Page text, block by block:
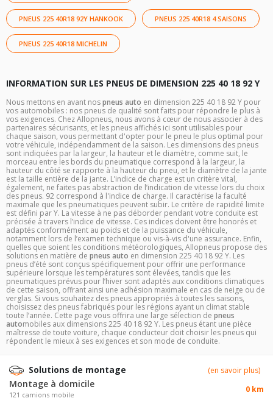
PNEUS 225 40R18 92Y HANKOOK PNEUS 225 40R18 4 SAISONS
PNEUS 225 40R18 MICHELIN
INFORMATION SUR LES PNEUS DE DIMENSION 225 40 18 92 Y
Nous mettons en avant nospneus auto en dimension 225 40 18 92 Y pour
vos automobiles : nos pneus de qualité sont faits pour répondre le plus à
vos exigences. Chez Allopneus, nous avons à cœur de nous associer à des
partenaires sécurisants, et les pneus affichés ici sont utilisables pour
chaque saison, vous permettant d'opter pour le pneu le plus optimal pour
votre véhicule, indépendamment de la saison. Les dimensions des pneus
sont indiquées par la largeur, la hauteur et le diamètre, comme suit, le
morceau entre les bords du pneumatique correspond à la largeur, la
hauteur du côté se rapporte à la hauteur du pneu, et le diamètre de la jante
est la taille entière de la jante. L’indice de charge est un critère vital,
également, ne faites pas abstraction de l’indication de vitesse lors du choix
des pneus. 92 correspond à l'indice de charge. Il caractérise la faculté
maximale que les pneumatiques peuvent subir. Le critère de rapidité limite
est défini par Y. La vitesse à ne pas déborder pendant votre conduite est
précisée à travers l’indice de vitesse. Ces indices doivent être honorés et
adaptés conformément au poids et de la puissance du véhicule,
notamment lors de l’examen technique ou vis-à-vis d'une assurance. Enfin,
quelles que soient les conditions météorologiques, Allopneus propose des
solutions en matière de pneus auto en dimension 225 40 18 92 Y. Les
pneus d’été sont conçus spécifiquement pour offrir une performance
supérieure lorsque les températures sont élevées, tandis que les
pneumatiques prévus pour l’hiver sont adaptés aux conditions climatiques
de cette saison, offrant ainsi une adhésion maximale en cas de neige ou de
verglas. Si vous souhaitez des pneus appropriés à toutes les saisons,
choisissez des pneus fabriqués pour les régions ayant un climat stable
toute l’année. Cette page vous offrira une large sélection de pneus
automobiles aux dimensions 225 40 18 92 Y. Les pneus étant une pièce
maîtresse de toute voiture, chaque conducteur doit choisir les pneus qui
répondent le mieux à ses exigences et son mode de conduite.
Solutions de montage (en savoir plus)
Montage à domicile
121 camions mobile
0 km